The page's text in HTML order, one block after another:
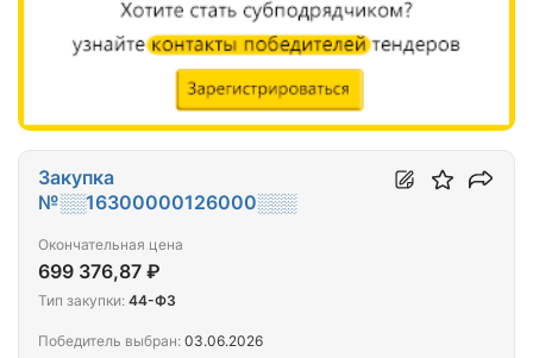
Закупка
№░░16300000126000░░░
Окончательная цена
699 376,87 ₽
Тип закупки: 44-ФЗ
Победитель выбран: 03.06.2026